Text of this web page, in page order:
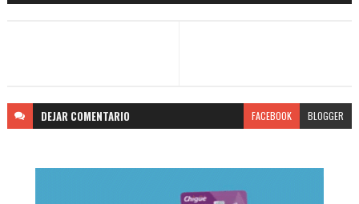
DEJAR COMENTARIO FACEBOOK BLOGGER